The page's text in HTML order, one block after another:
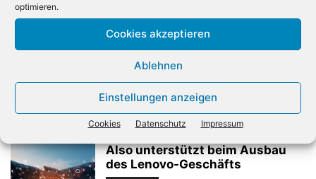
optimieren.
Cookies akzeptieren
Ablehnen
Einstellungen anzeigen
Cookies Datenschutz Impressum
Verwandte Artikel
Also unterstützt beim Ausbau
des Lenovo-Geschäfts